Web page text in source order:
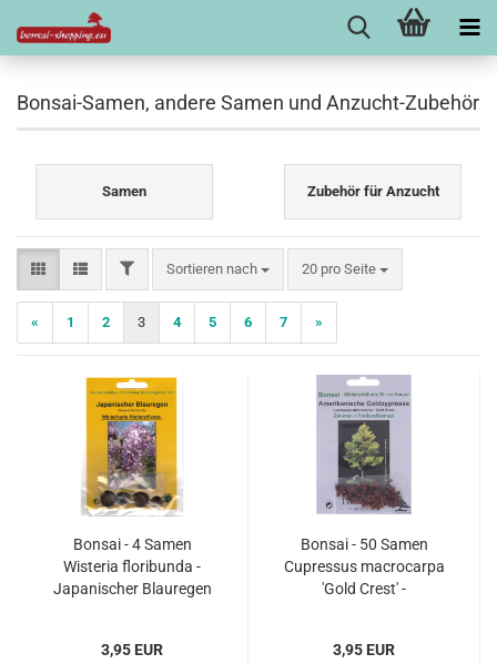
Bonsai-Samen, andere Samen und Anzucht-Zubehör
Samen Zubehör für Anzucht
FILTERSortieren nach
Sortieren nach 20 pro Seite
pro Seite
« 1 2 3 4 5 6 7 »
Bonsai - 4 Samen
Wisteria floribunda -
Japanischer Blauregen
3,95 EUR
Bonsai - 50 Samen
Cupressus macrocarpa
'Gold Crest' -
3,95 EUR